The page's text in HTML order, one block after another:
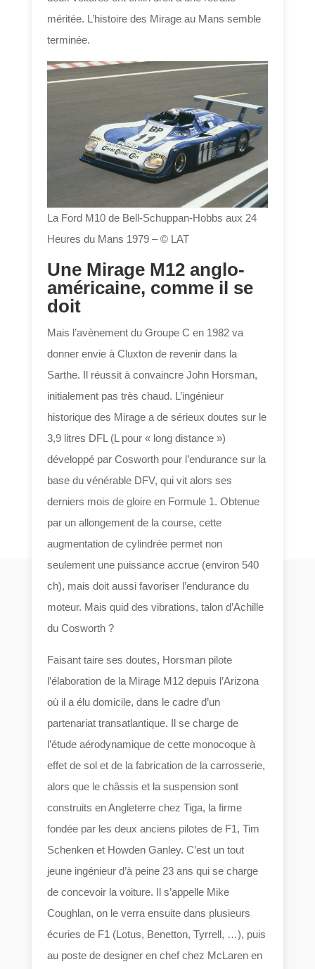
méritée. L’histoire des Mirage au Mans semble
terminée.
La Ford M10 de Bell-Schuppan-Hobbs aux 24
Heures du Mans 1979 – © LAT
Une Mirage M12 anglo-
américaine, comme il se
doit
Mais l’avènement du Groupe C en 1982 va
donner envie à Cluxton de revenir dans la
Sarthe. Il réussit à convaincre John Horsman,
initialement pas très chaud. L’ingénieur
historique des Mirage a de sérieux doutes sur le
3,9 litres DFL (L pour « long distance »)
développé par Cosworth pour l’endurance sur la
base du vénérable DFV, qui vit alors ses
derniers mois de gloire en Formule 1. Obtenue
par un allongement de la course, cette
augmentation de cylindrée permet non
seulement une puissance accrue (environ 540
ch), mais doit aussi favoriser l’endurance du
moteur. Mais quid des vibrations, talon d’Achille
du Cosworth ?
Faisant taire ses doutes, Horsman pilote
l’élaboration de la Mirage M12 depuis l’Arizona
où il a élu domicile, dans le cadre d’un
partenariat transatlantique. Il se charge de
l’étude aérodynamique de cette monocoque à
effet de sol et de la fabrication de la carrosserie,
alors que le châssis et la suspension sont
construits en Angleterre chez Tiga, la firme
fondée par les deux anciens pilotes de F1, Tim
Schenken et Howden Ganley. C’est un tout
jeune ingénieur d’à peine 23 ans qui se charge
de concevoir la voiture. Il s’appelle Mike
Coughlan, on le verra ensuite dans plusieurs
écuries de F1 (Lotus, Benetton, Tyrrell, …), puis
au poste de designer en chef chez McLaren en